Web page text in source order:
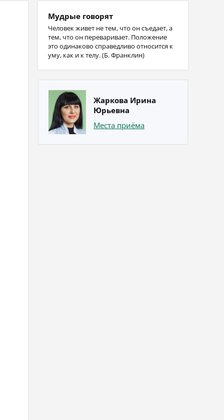
Мудрые говорят
Человек живет не тем, что он съедает, а
тем, что он переваривает. Положение
это одинаково справедливо относится к
уму, как и к телу. (Б. Франклин)
Жаркова Ирина
Юрьевна
Места приёма